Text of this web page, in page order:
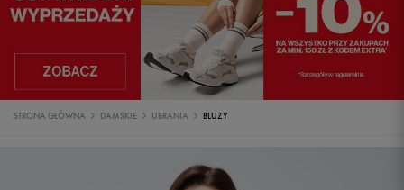
STRONA GŁÓWNA DAMSKIE UBRANIA BLUZY